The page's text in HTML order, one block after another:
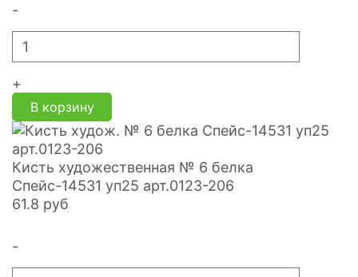
-
+
В корзину
Кисть художественная № 6 белка
Спейс-14531 уп25 арт.0123-206
61.8 руб
-